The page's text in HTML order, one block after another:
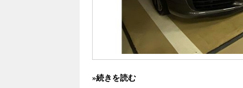
»続きを読む